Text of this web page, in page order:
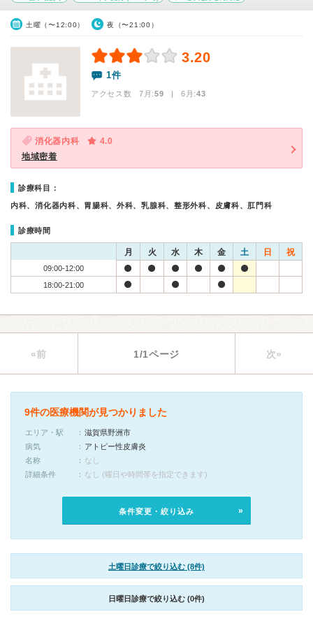
土曜（〜12:00） 夜（〜21:00）
3.20
1件
アクセス数 7月:59 | 6月:43
消化器内科
4.0
地域密着
診療科目：
内科、消化器内科、胃腸科、外科、乳腺科、整形外科、皮膚科、肛門科
診療時間
月 火 水 木 金 土 日 祝
09:00-12:00
18:00-21:00
«前 1/1ページ 次»
9件の医療機関が見つかりました
エリア・駅
滋賀県野洲市
病気
アトピー性皮膚炎
名称
なし
詳細条件
なし (曜日や時間帯を指定できます)
条件変更・絞り込み
土曜日診療で絞り込む (8件)
日曜日診療で絞り込む (0件)